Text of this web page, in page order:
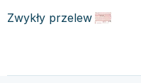
Zwykły przelew